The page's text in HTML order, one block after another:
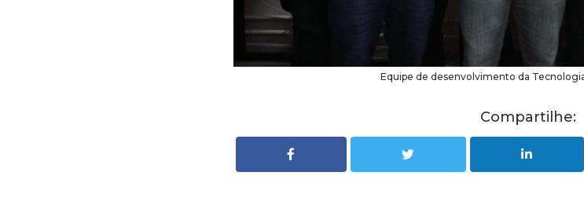
Equipe de desenvolvimento da
Compartilhe: